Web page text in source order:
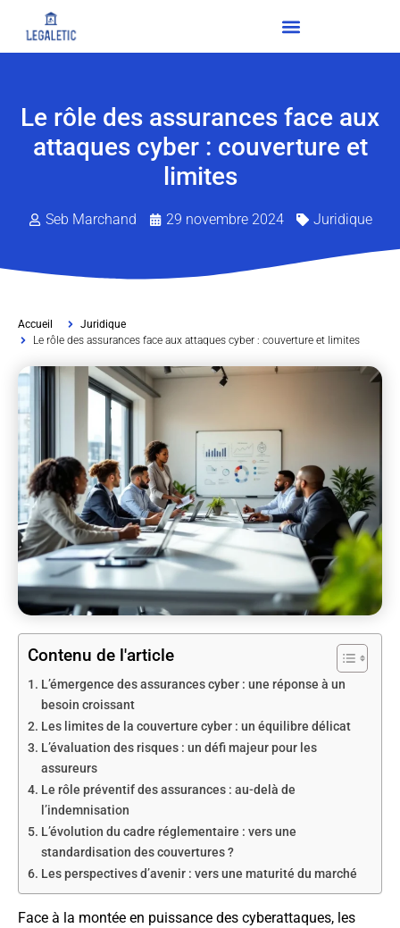
Le rôle des assurances face aux
attaques cyber : couverture et
limites
Seb Marchand 29 novembre 2024 Juridique
Accueil
Juridique
Le rôle des assurances face aux attaques cyber : couverture et limites
Contenu de l'article
L’émergence des assurances cyber : une réponse à un
besoin croissant
Les limites de la couverture cyber : un équilibre délicat
L’évaluation des risques : un défi majeur pour les
assureurs
Le rôle préventif des assurances : au-delà de
l’indemnisation
L’évolution du cadre réglementaire : vers une
standardisation des couvertures ?
Les perspectives d’avenir : vers une maturité du marché
Face à la montée en puissance des cyberattaques, les